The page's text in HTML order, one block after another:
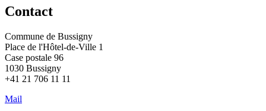
Contact
Commune de Bussigny
Place de l'Hôtel-de-Ville 1
Case postale 96
1030 Bussigny
+41 21 706 11 11
Mail